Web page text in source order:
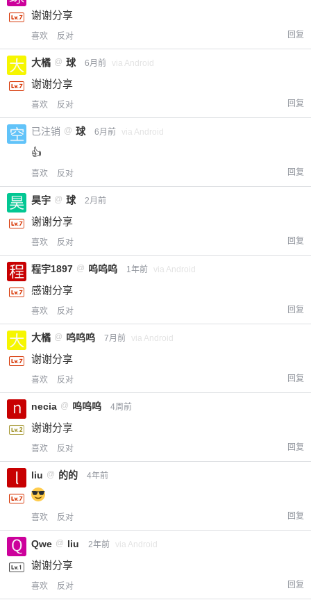
谢谢分享
喜欢 反对 回复
大橘 @ 球 6月前 via Android
谢谢分享
喜欢 反对 回复
已注销 @ 球 6月前 via Android
👍
喜欢 反对 回复
昊宇 @ 球 2月前
谢谢分享
喜欢 反对 回复
程宇1897 @ 呜呜呜 1年前 via Android
感谢分享
喜欢 反对 回复
大橘 @ 呜呜呜 7月前 via Android
谢谢分享
喜欢 反对 回复
necia @ 呜呜呜 4周前
谢谢分享
喜欢 反对 回复
liu @ 的的 4年前
喜欢 反对 回复
Qwe @ liu 2年前 via Android
谢谢分享
喜欢 反对 回复